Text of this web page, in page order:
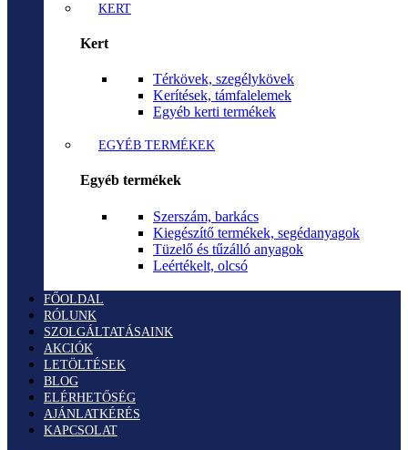
KERT
Kert
Térkövek, szegélykövek
Kerítések, támfalelemek
Egyéb kerti termékek
EGYÉB TERMÉKEK
Egyéb termékek
Szerszám, barkács
Kiegészítő termékek, segédanyagok
Tüzelő és tűzálló anyagok
Leértékelt, olcsó
FŐOLDAL
RÓLUNK
SZOLGÁLTATÁSAINK
AKCIÓK
LETÖLTÉSEK
BLOG
ELÉRHETŐSÉG
AJÁNLATKÉRÉS
KAPCSOLAT